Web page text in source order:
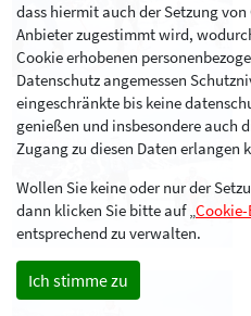
dass hiermit auch der Setzung
Anbieter zugestimmt wird,
Cookie erhobenen
Datenschutz angemessen
eingeschränkte bis keine
genießen und insbesondere auch
Zugang zu diesen Daten erlangen
Wollen Sie keine oder nur der
dann klicken Sie bitte auf „
entsprechend zu verwalten.
Ich stimme zu